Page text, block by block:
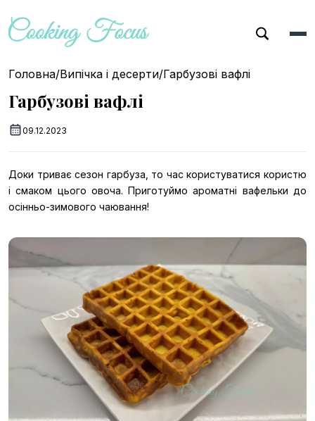
Головна/Випічка і десерти/Гарбузові вафлі
Гарбузові вафлі
09.12.2023
Доки триває сезон гарбуза, то час користуватися користю
і смаком цього овоча. Приготуймо ароматні вафельки до
осінньо-зимового чаювання!